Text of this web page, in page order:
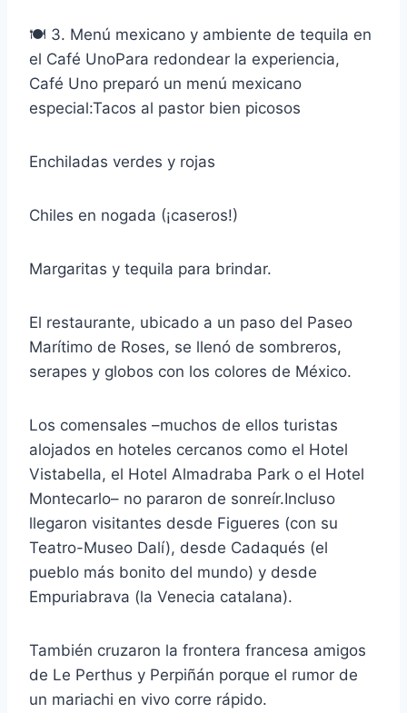
🍽️ 3. Menú mexicano y ambiente de tequila en
el Café UnoPara redondear la experiencia,
Café Uno preparó un menú mexicano
especial:Tacos al pastor bien picosos
Enchiladas verdes y rojas
Chiles en nogada (¡caseros!)
Margaritas y tequila para brindar.
El restaurante, ubicado a un paso del Paseo
Marítimo de Roses, se llenó de sombreros,
serapes y globos con los colores de México.
Los comensales –muchos de ellos turistas
alojados en hoteles cercanos como el Hotel
Vistabella, el Hotel Almadraba Park o el Hotel
Montecarlo– no pararon de sonreír.Incluso
llegaron visitantes desde Figueres (con su
Teatro-Museo Dalí), desde Cadaqués (el
pueblo más bonito del mundo) y desde
Empuriabrava (la Venecia catalana).
También cruzaron la frontera francesa amigos
de Le Perthus y Perpiñán porque el rumor de
un mariachi en vivo corre rápido.